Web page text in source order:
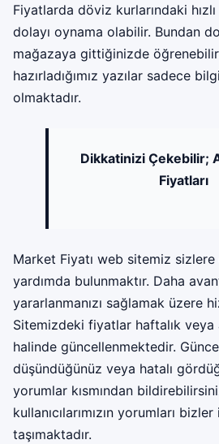
Fiyatlarda döviz kurlarındaki
dolayı oynama olabilir. Bundan
mağazaya gittiğinizde
hazırladığımız yazılar sadece
olmaktadır.
Dikkatinizi Çekebilir;
Fiyatları
Market Fiyatı web sitemiz sizlere
yardımda bulunmaktır. Daha
yararlanmanızı sağlamak üzere
Sitemizdeki fiyatlar haftalık veya
halinde güncellenmektedir. Güncel
düşündüğünüz veya hatalı
yorumlar kısmından
kullanıcılarımızın yorumları
taşımaktadır.